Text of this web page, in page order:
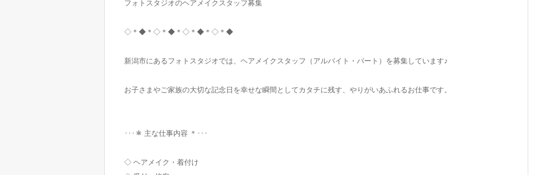
フォトスタジオのヘアメイクスタッフ募集
◇＊◆＊◇＊◆＊◇＊◆＊◇＊◆
新潟市にあるフォトスタジオでは、ヘアメイクスタッフ（アルバイト・パート）を募集しています♪
お子さまやご家族の大切な記念日を幸せな瞬間としてカタチに残す、やりがいあふれるお仕事です。
･･･＊ 主な仕事内容 ＊･･･
◇ ヘアメイク・着付け